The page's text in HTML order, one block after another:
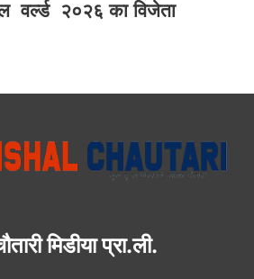
वर्ल्ड २०२६ का विजेता
मिडीया प्रा.ली.